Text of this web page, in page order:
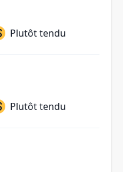
Plutôt tendu
Plutôt tendu